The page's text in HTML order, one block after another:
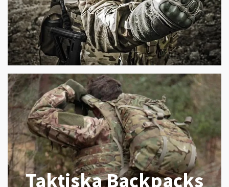
Taktiska Backpacks